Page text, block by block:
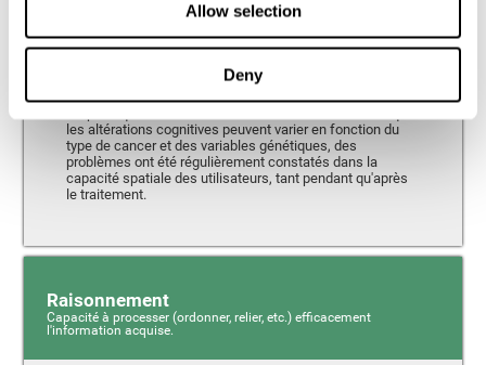
Allow selection
Deny
Perception Spatiale
La perception spatiale est la capacité de l'être humain
d'être conscient de sa relation avec l'environnement dans
les altérations cognitives peuvent varier en fonction du
type de cancer et des variables génétiques, des
problèmes ont été régulièrement constatés dans la
capacité spatiale des utilisateurs, tant pendant qu'après
le traitement.
Raisonnement
Capacité à processer (ordonner, relier, etc.) efficacement
l'information acquise.